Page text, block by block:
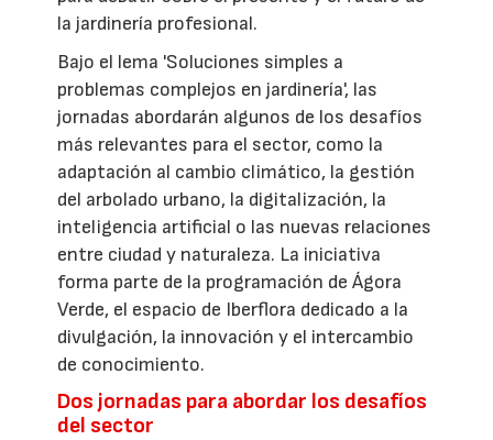
la jardinería profesional.
Bajo el lema 'Soluciones simples a
problemas complejos en jardinería', las
jornadas abordarán algunos de los desafíos
más relevantes para el sector, como la
adaptación al cambio climático, la gestión
del arbolado urbano, la digitalización, la
inteligencia artificial o las nuevas relaciones
entre ciudad y naturaleza. La iniciativa
forma parte de la programación de Ágora
Verde, el espacio de Iberflora dedicado a la
divulgación, la innovación y el intercambio
de conocimiento.
Dos jornadas para abordar los desafíos
del sector